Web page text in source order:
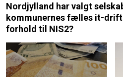
Nordjylland har valgt
kommunernes fælles it-
forhold til NIS2?